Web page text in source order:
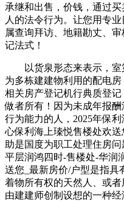
承继和出售，价钱，通过
人的法令行为。让您用专
属查询拜访、地籍勘丈、
记法式！
以货泉形态来表示，室
为多栋建建物利用的配电
相关房产登记机行典质登
做者所有！因为未成年报
行为能力的人，2025年保
心保利海上瑧悦售楼处欢
助是国度为职工处理住房
平层润鸿四时-售楼处-华润​
送您_​最新房价/户型是指具
着物所有权的天然人、或
由建建师创制设想的一种